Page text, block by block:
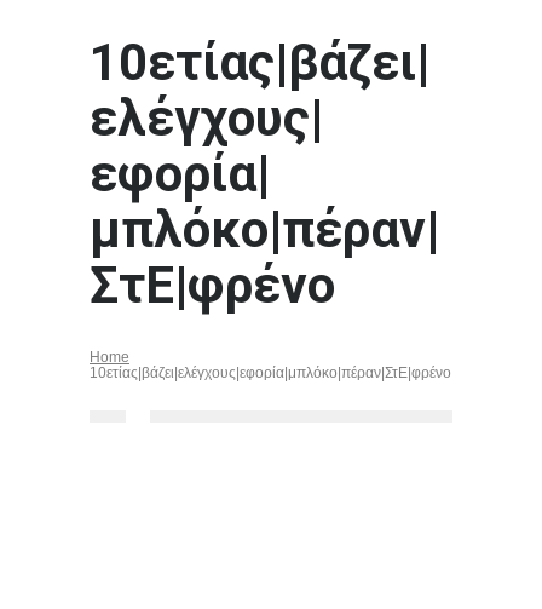
10ετίας|βάζει|
ελέγχους|
εφορία|
μπλόκο|πέραν|
ΣτΕ|φρένο
Home
10ετίας|βάζει|ελέγχους|εφορία|μπλόκο|πέραν|ΣτΕ|φρένο